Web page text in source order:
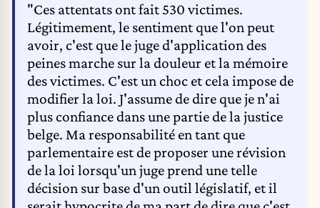
"Ces attentats ont fait 530 victimes.
Légitimement, le sentiment que l'on peut
avoir, c'est que le juge d'application des
peines marche sur la douleur et la mémoire
des victimes. C'est un choc et cela impose de
modifier la loi. J'assume de dire que je n'ai
plus confiance dans une partie de la justice
belge. Ma responsabilité en tant que
parlementaire est de proposer une révision
de la loi lorsqu'un juge prend une telle
décision sur base d'un outil législatif, et il